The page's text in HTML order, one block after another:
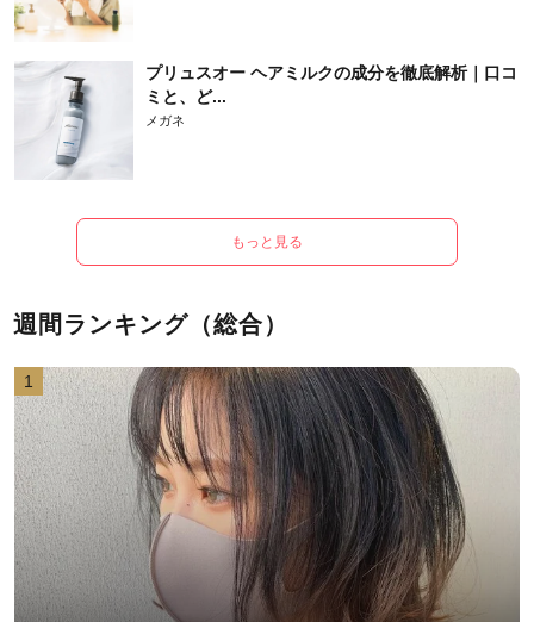
プリュスオー ヘアミルクの成分を徹底解析｜口コ
ミと、ど...
メガネ
もっと見る
週間ランキング（総合）
1